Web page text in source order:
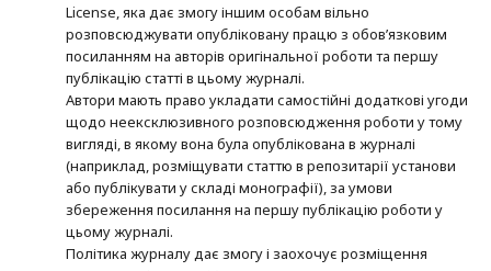
License, яка дає змогу іншим особам вільно
розповсюджувати опубліковану працю з обов’язковим
посиланням на авторів оригінальної роботи та першу
публікацію статті в цьому журналі.
Автори мають право укладати самостійні додаткові угоди
щодо неексклюзивного розповсюдження роботи у тому
вигляді, в якому вона була опублікована в журналі
(наприклад, розміщувати статтю в репозитарії установи
або публікувати у складі монографії), за умови
збереження посилання на першу публікацію роботи у
цьому журналі.
Політика журналу дає змогу і заохочує розміщення